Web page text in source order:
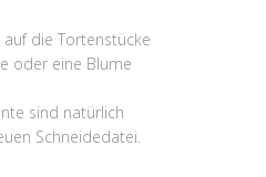
die Tortenstücke
oder eine Blume
sind natürlich
Schneidedatei.